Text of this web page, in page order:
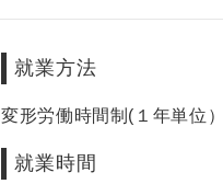
就業方法
変形労働時間制(１年単位）
就業時間